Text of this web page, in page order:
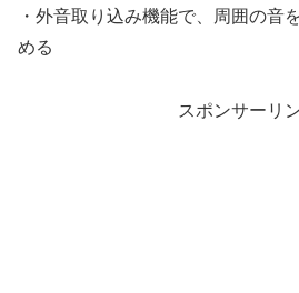
・外音取り込み機能で、周囲の音
める
スポンサーリ